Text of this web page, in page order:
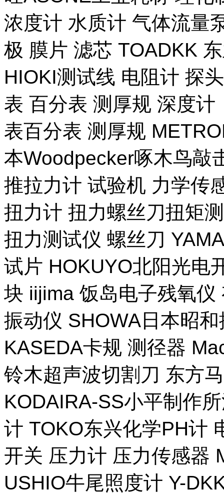
浓度计 水质计 气体流量
极 膜片 滤芯 TOADKK
HIOKI测试线 电阻计 探
表 百分表 测厚规 深度
表百分表 测厚规
本Woodpecker啄木鸟敲
推拉力计 试验机 力学传
扭力计 扭力螺丝刀扭矩
扭力测试仪 螺丝刀
试片 HOKUYO北阳光电
块 iijima 饭岛电子残氧
振动仪 SHOWA日本昭
KASEDA卡规 测径器
铃木超声波切割刀 东方
KODAIRA-SS小平制作
计 TOKO东兴化学PH计
开关 压力计 压力传感器
USHIO牛尾照度计 Y-